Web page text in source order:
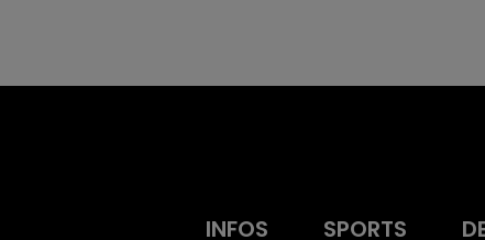
INFOS SPORTS